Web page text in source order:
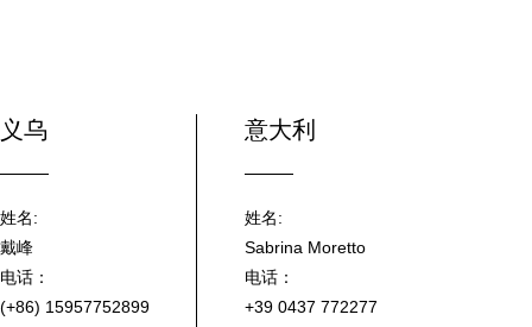
义乌
姓名:
戴峰
电话：
(+86) 15957752899
意大利
姓名:
Sabrina Moretto
电话：
+39 0437 772277